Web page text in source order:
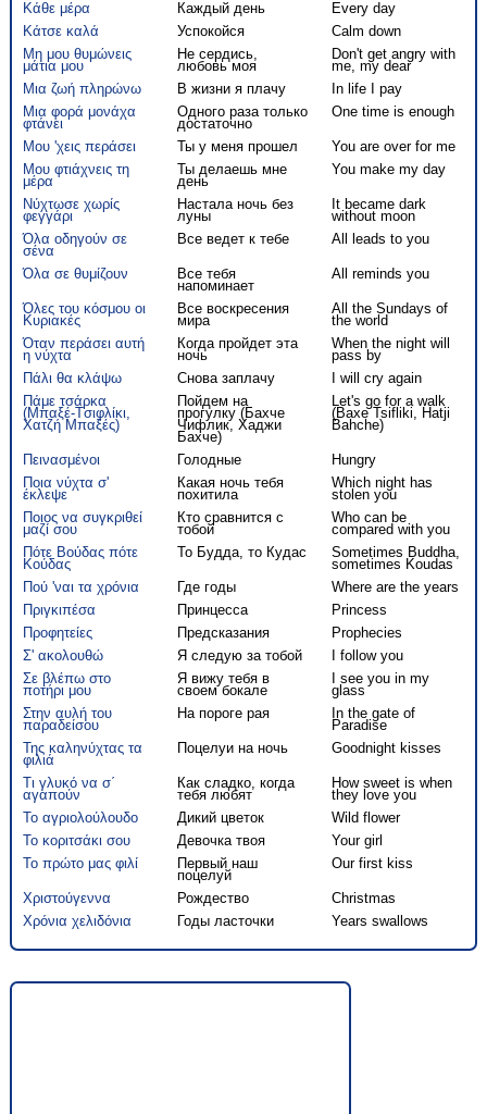
Κάθε μέρα Каждый день
Every day
Κάτσε καλά
Успокойся
Calm down
Μη μου θυμώνεις
μάτια μου
Не сердись,
любовь моя
Don't get angry with
me, my dear
Μια ζωή πληρώνω
В жизни я плачу
In life I pay
Μια φορά μονάχα
φτάνει
Одного раза только
достаточно
One time is enough
Μου 'χεις περάσει Ты у меня прошел
You are over for me
Μου φτιάχνεις τη
μέρα
Ты делаешь мне
день
You make my day
Νύχτωσε χωρίς
φεγγάρι
Настала ночь без
луны
It became dark
without moon
Όλα οδηγούν σε
σένα
Все ведет к тебе All leads to you
Όλα σε θυμίζουν Все тебя
напоминает
All reminds you
Όλες του κόσμου οι
Κυριακές
Все воскресения
мира
All the Sundays of
the world
Όταν περάσει αυτή
η νύχτα
Когда пройдет эта
ночь
When the night will
pass by
Πάλι θα κλάψω
Снова заплачу
I will cry again
Πάμε τσάρκα
(Μπαξέ-Tσιφλίκι,
Χατζή Μπαξές)
Пойдем на
прогулку (Бахче
Чифлик, Хаджи
Бахче)
Let's go for a walk
(Baxe Tsifliki, Hatji
Bahche)
Πεινασμένοι Голодные
Hungry
Ποια νύχτα σ'
έκλεψε
Какая ночь тебя
похитила
Which night has
stolen you
Ποιος να συγκριθεί
μαζί σου
Кто сравнится с
тобой
Who can be
compared with you
Πότε Βούδας πότε
Κούδας
То Будда, то Кудас Sometimes Buddha,
sometimes Koudas
Πού 'ναι τα χρόνια
Где годы
Where are the years
Πριγκιπέσα
Принцесса
Princess
Προφητείες
Предсказания
Prophecies
Σ' ακολουθώ
Я следую за тобой
I follow you
Σε βλέπω στο
ποτήρι μου
Я вижу тебя в
своем бокале
I see you in my
glass
Στην αυλή του
παραδείσου
На пороге рая In the gate of
Paradise
Της καληνύχτας τα
φιλιά
Поцелуи на ночь Goodnight kisses
Τι γλυκό να σ΄
αγαπούν
Как сладко, когда
тебя любят
How sweet is when
they love you
Το αγριολούλουδο
Дикий цветок
Wild flower
Το κοριτσάκι σου
Девочка твоя
Your girl
Το πρώτο μας φιλί
Первый наш
поцелуй
Our first kiss
Χριστούγεννα Рождество
Christmas
Χρόνια χελιδόνια
Годы ласточки Years swallows